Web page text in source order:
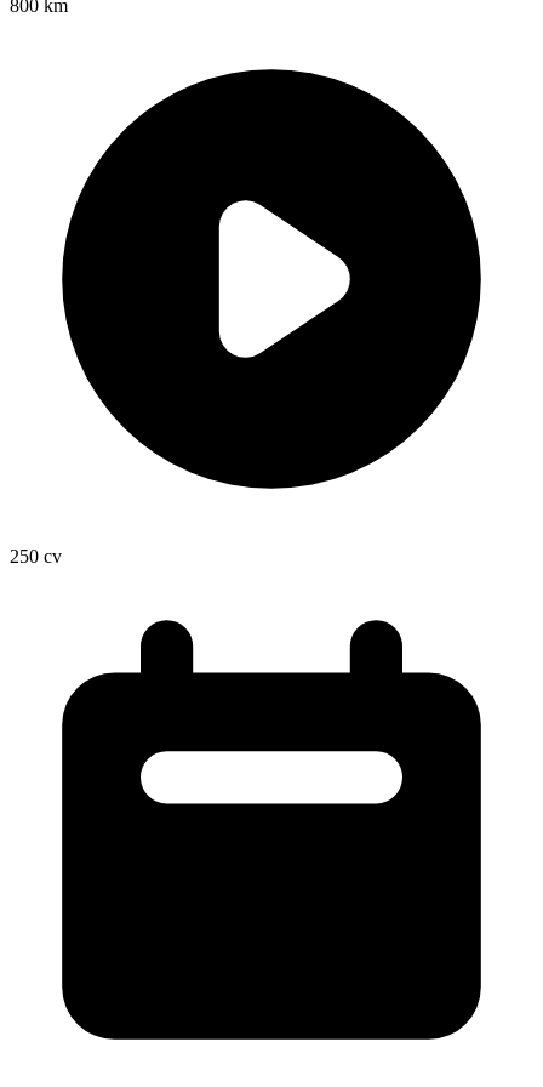
800 km
250 cv